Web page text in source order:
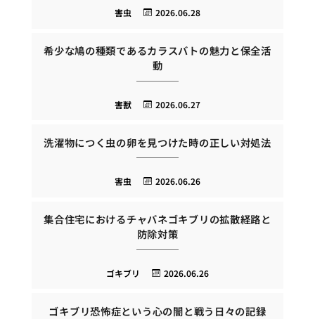
2026.06.28
害虫
希少な鳩の種類であるカラスバトの魅力と保全活
動
2026.06.27
害獣
洗濯物につく虫の卵を見つけた時の正しい対処法
2026.06.26
害虫
集合住宅におけるチャバネゴキブリの拡散経路と
防除対策
2026.06.26
ゴキブリ
ゴキブリ恐怖症という心の闇と戦う日々の記録